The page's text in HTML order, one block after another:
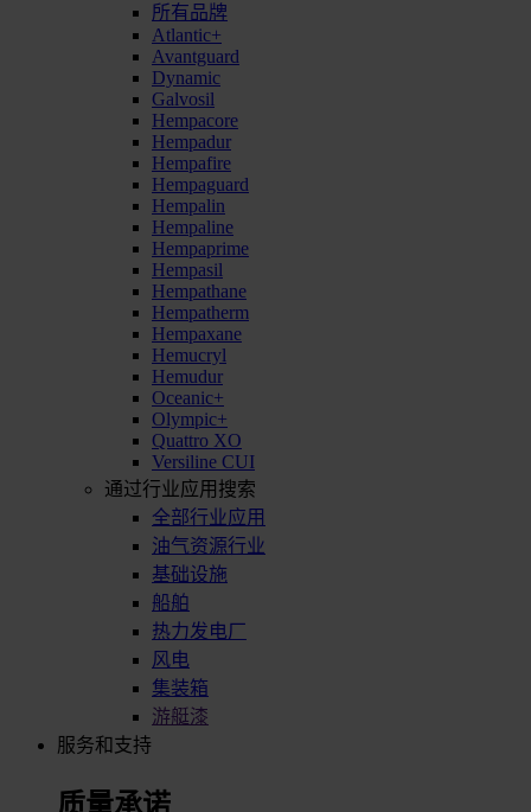
所有品牌
Atlantic+
Avantguard
Dynamic
Galvosil
Hempacore
Hempadur
Hempafire
Hempaguard
Hempalin
Hempaline
Hempaprime
Hempasil
Hempathane
Hempatherm
Hempaxane
Hemucryl
Hemudur
Oceanic+
Olympic+
Quattro XO
Versiline CUI
通过行业应用搜索
全部行业应用
油气资源行业
基础设施
船舶
热力发电厂
风电
集装箱
游艇漆
服务和支持
质量承诺